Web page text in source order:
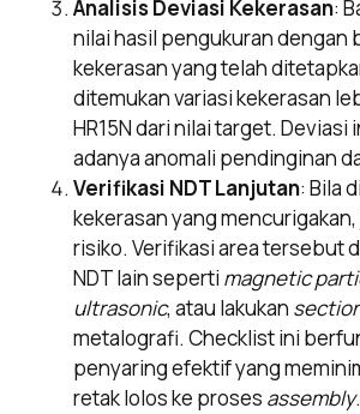
Analisis Deviasi Kekerasan:
nilai hasil pengukuran dengan
kekerasan yang telah
ditemukan variasi kekerasan
HR15N dari nilai target. Deviasi
adanya anomali pendinginan
Verifikasi NDT Lanjutan: Bila
kekerasan yang
risiko. Verifikasi area tersebut
NDT lain seperti magnetic
ultrasonic, atau lakukan
metalografi. Checklist ini
penyaring efektif yang
retak lolos ke proses assembly.